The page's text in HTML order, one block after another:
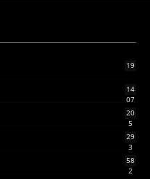
19
14
07
20
5
29
3
58
2